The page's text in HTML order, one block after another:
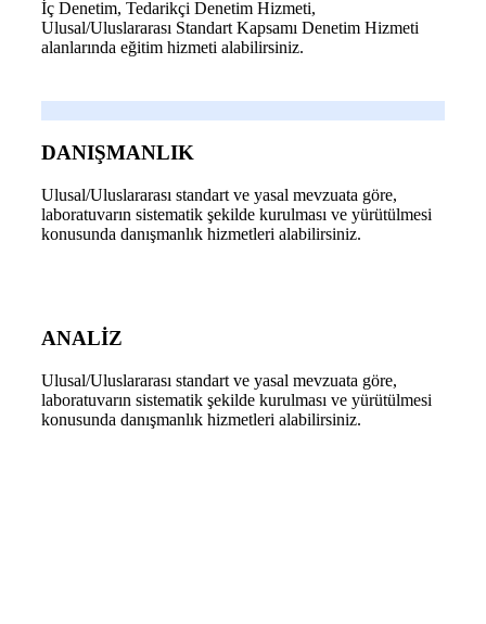
İç Denetim, Tedarikçi Denetim Hizmeti,
Ulusal/Uluslararası Standart Kapsamı Denetim Hizmeti
alanlarında eğitim hizmeti alabilirsiniz.
DANIŞMANLIK
Ulusal/Uluslararası standart ve yasal mevzuata göre,
laboratuvarın sistematik şekilde kurulması ve yürütülmesi
konusunda danışmanlık hizmetleri alabilirsiniz.
ANALİZ
Ulusal/Uluslararası standart ve yasal mevzuata göre,
laboratuvarın sistematik şekilde kurulması ve yürütülmesi
konusunda danışmanlık hizmetleri alabilirsiniz.